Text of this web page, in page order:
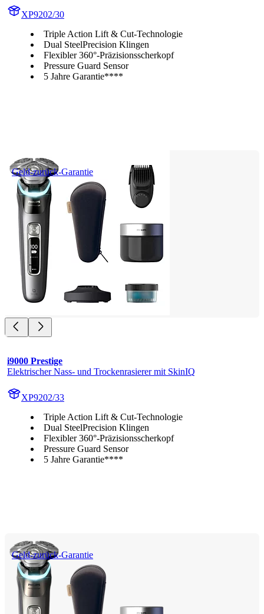
XP9202/30
Triple Action Lift & Cut-Technologie
Dual SteelPrecision Klingen
Flexibler 360°-Präzisionsscherkopf
Pressure Guard Sensor
5 Jahre Garantie****
Geld-zurück-Garantie
i9000 Prestige
Elektrischer Nass- und Trockenrasierer mit SkinIQ
XP9202/33
Triple Action Lift & Cut-Technologie
Dual SteelPrecision Klingen
Flexibler 360°-Präzisionsscherkopf
Pressure Guard Sensor
5 Jahre Garantie****
Geld-zurück-Garantie